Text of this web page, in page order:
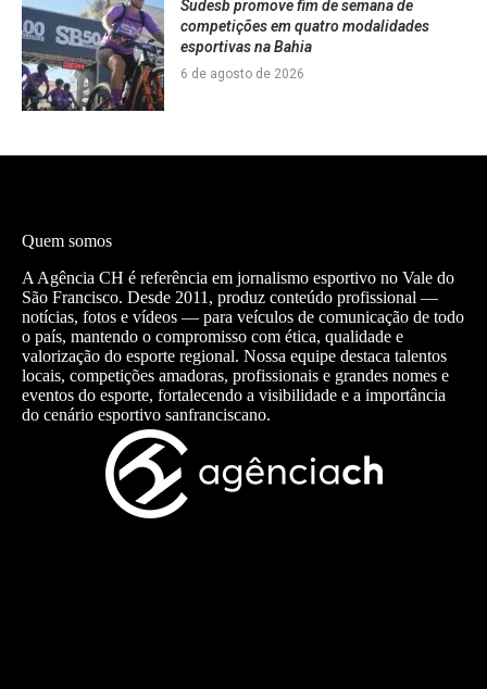
Sudesb promove fim de semana de
competições em quatro modalidades
esportivas na Bahia
6 de agosto de 2026
Quem somos
A Agência CH é referência em jornalismo esportivo no Vale do
São Francisco. Desde 2011, produz conteúdo profissional —
notícias, fotos e vídeos — para veículos de comunicação de todo
o país, mantendo o compromisso com ética, qualidade e
valorização do esporte regional. Nossa equipe destaca talentos
locais, competições amadoras, profissionais e grandes nomes e
eventos do esporte, fortalecendo a visibilidade e a importância
do cenário esportivo sanfranciscano.